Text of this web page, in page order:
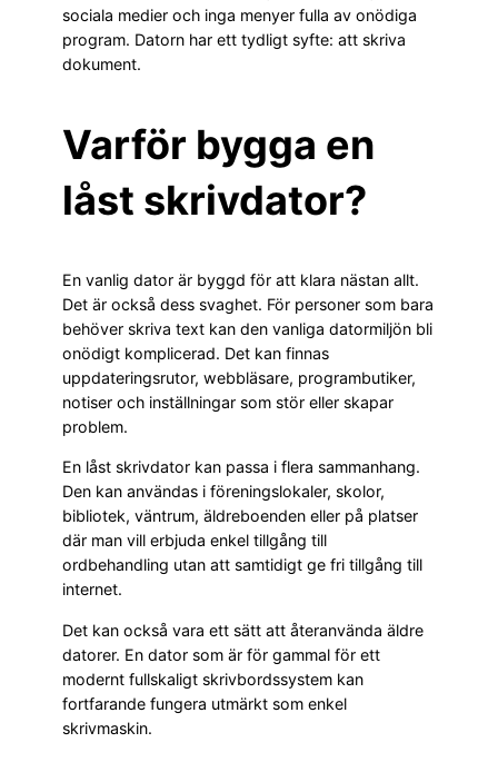
sociala medier och inga menyer fulla av onödiga
program. Datorn har ett tydligt syfte: att skriva
dokument.
Varför bygga en
låst skrivdator?
En vanlig dator är byggd för att klara nästan allt.
Det är också dess svaghet. För personer som bara
behöver skriva text kan den vanliga datormiljön bli
onödigt komplicerad. Det kan finnas
uppdateringsrutor, webbläsare, programbutiker,
notiser och inställningar som stör eller skapar
problem.
En låst skrivdator kan passa i flera sammanhang.
Den kan användas i föreningslokaler, skolor,
bibliotek, väntrum, äldreboenden eller på platser
där man vill erbjuda enkel tillgång till
ordbehandling utan att samtidigt ge fri tillgång till
internet.
Det kan också vara ett sätt att återanvända äldre
datorer. En dator som är för gammal för ett
modernt fullskaligt skrivbordssystem kan
fortfarande fungera utmärkt som enkel
skrivmaskin.